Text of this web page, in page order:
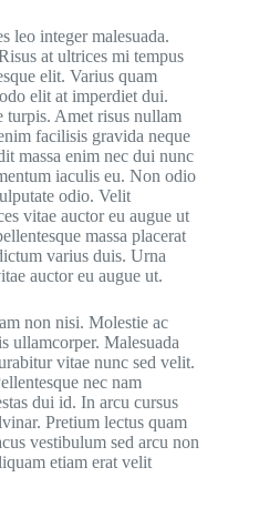
leo integer malesuada.
at ultrices mi tempus
elit. Varius quam
elit at imperdiet dui.
turpis. Amet risus nullam
facilisis gravida neque
massa enim nec dui nunc
iaculis eu. Non odio
odio. Velit
vitae auctor eu augue ut
massa placerat
varius duis. Urna
auctor eu augue ut.
non nisi. Molestie ac
ullamcorper. Malesuada
vitae nunc sed velit.
nec nam
dui id. In arcu cursus
Pretium lectus quam
vestibulum sed arcu non
etiam erat velit